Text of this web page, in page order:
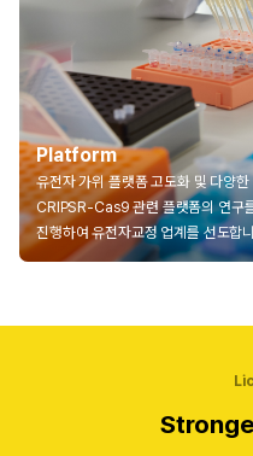
Platform
유전자 가위 플랫폼 고도화 및 다양한
CRIPSR-Cas9 관련 플랫폼의 연구
진행하여 유전자교정 업계를 선도합